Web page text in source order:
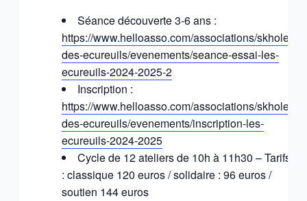
Séance découverte 3-6 ans :
https://www.helloasso.com/associations/skhole-
des-ecureuils/evenements/seance-essai-les-
ecureuils-2024-2025-2
Inscription :
https://www.helloasso.com/associations/skhole-
des-ecureuils/evenements/inscription-les-
ecureuils-2024-2025
Cycle de 12 ateliers de 10h à 11h30 – Tarifs
: classique 120 euros / solidaire : 96 euros /
soutien 144 euros